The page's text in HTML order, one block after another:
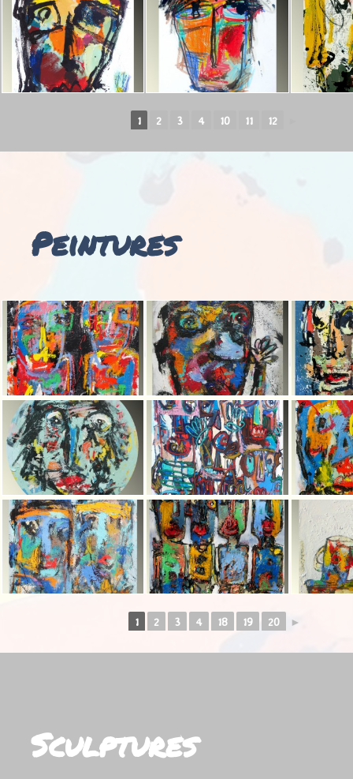
1 2 3 4 10 11 12
Peintures
1 2 3 4 18 19 20 ►
Sculptures